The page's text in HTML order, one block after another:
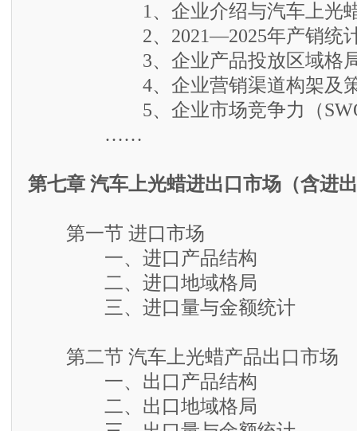
1、企业介绍与汽车上光蜡
2、2021—2025年产销统计
3、企业产品投放区域格
4、企业营销渠道构架及
5、企业市场竞争力（
……
第七章 汽车上光蜡进出口市场（含进
第一节 进口市场
一、进口产品结构
二、进口地域格局
三、进口量与金额统计
第二节 汽车上光蜡产品出口市场
一、出口产品结构
二、出口地域格局